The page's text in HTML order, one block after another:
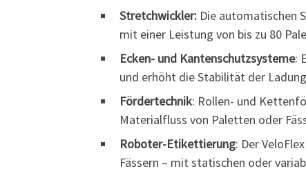
Stretchwickler: Die automatischen
mit einer Leistung von bis zu 80
Ecken- und Kantenschutzsysteme:
und erhöht die Stabilität der
Fördertechnik: Rollen- und
Materialfluss von Paletten oder
Roboter-Etikettierung: Der
Fässern – mit statischen oder